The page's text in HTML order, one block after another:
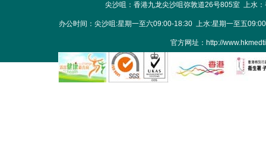
尖沙咀：香港九龙尖沙咀弥敦道26号805室 上水
办公时间：尖沙咀:星期一至六09:00-18:30 上水:星期一至五
官方网址：http://